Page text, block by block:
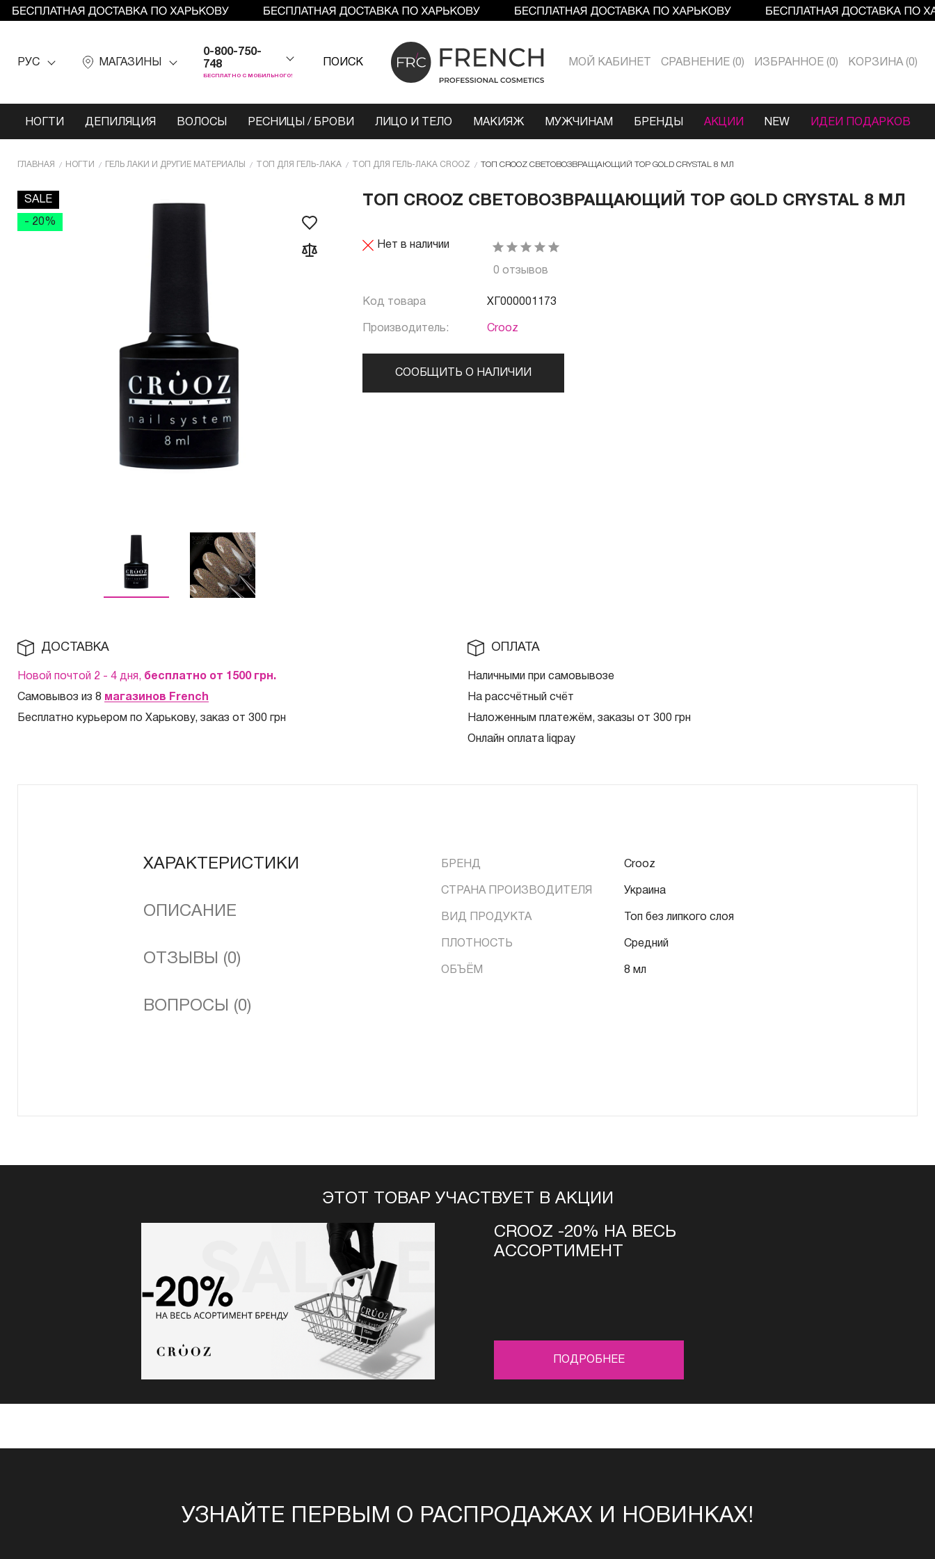
РУС МАГАЗИНЫ
0-800-750-
748
БЕСПЛАТНО С МОБИЛЬНОГО!
ПОИСК МОЙ КАБИНЕТ СРАВНЕНИЕ 0 ИЗБРАННОЕ 0 КОРЗИНА 0
НОГТИ ДЕПИЛЯЦИЯ ВОЛОСЫ РЕСНИЦЫ / БРОВИ ЛИЦО И ТЕЛО МАКИЯЖ МУЖЧИНАМ БРЕНДЫ АКЦИИ NEW ИДЕИ ПОДАРКОВ
ГЛАВНАЯ НОГТИ ГЕЛЬ ЛАКИ И ДРУГИЕ МАТЕРИАЛЫ ТОП ДЛЯ ГЕЛЬ-ЛАКА ТОП ДЛЯ ГЕЛЬ-ЛАКА CROOZ ТОП CROOZ СВЕТОВОЗВРАЩАЮЩИЙ TOP GOLD CRYSTAL 8 МЛ
SALE
- 20%
ТОП CROOZ СВЕТОВОЗВРАЩАЮЩИЙ TOP GOLD CRYSTAL 8 МЛ
Нет в наличии
0 отзывов
Код товара ХГ000001173
Производитель: Crooz
СООБЩИТЬ О НАЛИЧИИ
ДОСТАВКА
Новой почтой 2 - 4 дня, бесплатно от 1500 грн.
Самовывоз из 8 магазинов French
Бесплатно курьером по Харькову, заказ от 300 грн
ОПЛАТА
Наличными при самовывозе
На рассчётный счёт
Наложенным платежём, заказы от 300 грн
Онлайн оплата liqpay
ХАРАКТЕРИСТИКИ
ОПИСАНИЕ
ОТЗЫВЫ (0)
ВОПРОСЫ (0)
БРЕНД Crooz
СТРАНА ПРОИЗВОДИТЕЛЯ Украина
ВИД ПРОДУКТА Топ без липкого слоя
ПЛОТНОСТЬ Средний
ОБЪЁМ 8 мл
ЭТОТ ТОВАР УЧАСТВУЕТ В АКЦИИ
CROOZ -20% НА ВЕСЬ
АСCОРТИМЕНТ
ПОДРОБНЕЕ
УЗНАЙТЕ ПЕРВЫМ О РАСПРОДАЖАХ И НОВИНКАХ!